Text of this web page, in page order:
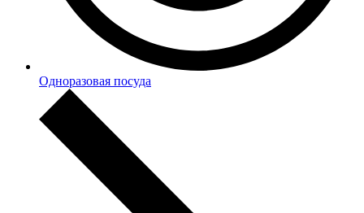
Одноразовая посуда